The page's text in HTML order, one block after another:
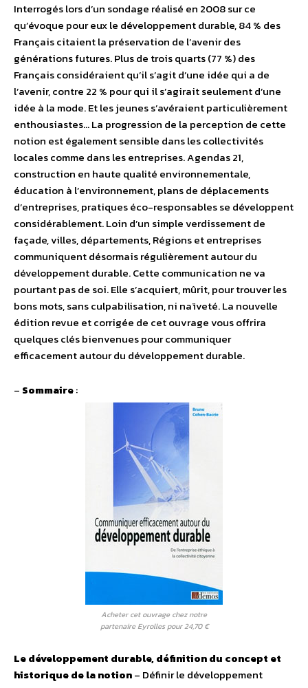
Interrogés lors d’un sondage réalisé en 2008 sur ce
qu’évoque pour eux le développement durable, 84 % des
Français citaient la préservation de l’avenir des
générations futures. Plus de trois quarts (77 %) des
Français considéraient qu’il s’agit d’une idée qui a de
l’avenir, contre 22 % pour qui il s’agirait seulement d’une
idée à la mode. Et les jeunes s’avéraient particulièrement
enthousiastes… La progression de la perception de cette
notion est également sensible dans les collectivités
locales comme dans les entreprises. Agendas 21,
construction en haute qualité environnementale,
éducation à l’environnement, plans de déplacements
d’entreprises, pratiques éco-responsables se développent
considérablement. Loin d’un simple verdissement de
façade, villes, départements, Régions et entreprises
communiquent désormais régulièrement autour du
développement durable. Cette communication ne va
pourtant pas de soi. Elle s’acquiert, mûrit, pour trouver les
bons mots, sans culpabilisation, ni naïveté. La nouvelle
édition revue et corrigée de cet ouvrage vous offrira
quelques clés bienvenues pour communiquer
efficacement autour du développement durable.
– Sommaire:
Acheter cet ouvrage chez notre
partenaire Eyrolles pour 24,70 €
Le développement durable, définition du concept et
historique de la notion– Définir le développement